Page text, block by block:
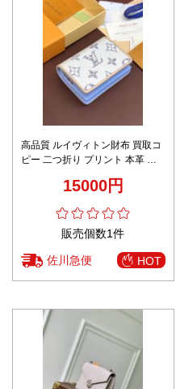
高品質 ルイヴィトン財布 買取コ
ピー 二つ折り プリント 本革 レ
15000円
販売個数1件
佐川急便 HOT